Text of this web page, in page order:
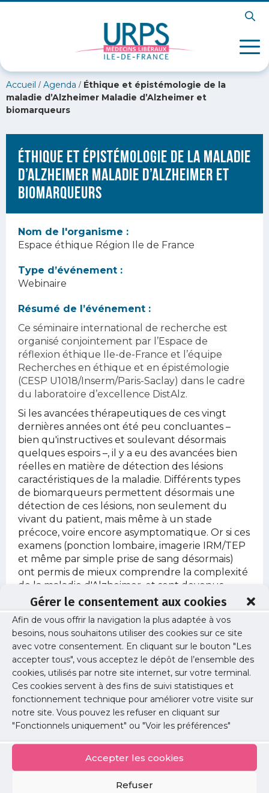
Gérer le consentement aux cookies
Afin de vous offrir la navigation la plus adaptée à vos
besoins, nous souhaitons utiliser des cookies sur ce site
avec votre consentement. En cliquant sur le bouton "Les
accepter tous", vous acceptez le dépôt de l’ensemble des
cookies, utilisés par notre site internet, sur votre terminal.
Ces cookies servent à des fins de suivi statistiques et
fonctionnement technique pour améliorer votre visite sur
notre site. Vous pouvez les refuser en cliquant sur
"Fonctionnels uniquement" ou "Voir les préférences"
Accepter les cookies
Refuser
Accueil / Agenda / Éthique et épistémologie de la
maladie d’Alzheimer Maladie d’Alzheimer et
biomarqueurs
Éthique et épistémologie de la maladie
d’Alzheimer Maladie d’Alzheimer et
biomarqueurs
Nom de l'organisme :
Espace éthique Région Ile de France
Type d’événement :
Webinaire
Résumé de l’événement :
Ce séminaire international de recherche est
organisé conjointement par l’Espace de
réflexion éthique Ile-de-France et l’équipe
Recherches en éthique et en épistémologie
(CESP U1018/Inserm/Paris-Saclay) dans le cadre
du laboratoire d’excellence DistAlz.
Si les avancées thérapeutiques de ces vingt
dernières années ont été peu concluantes –
bien qu'instructives et soulevant désormais
quelques espoirs –, il y a eu des avancées bien
réelles en matière de détection des lésions
caractéristiques de la maladie. Différents types
de biomarqueurs permettent désormais une
détection de ces lésions, non seulement du
vivant du patient, mais même à un stade
précoce, voire encore asymptomatique. Or si ces
examens (ponction lombaire, imagerie IRM/TEP
et même par simple prise de sang désormais)
ont permis de mieux comprendre la complexité
de la maladie d'Alzheimer, et sont devenus
incontournables pour l'inclusion de patients
dans des essais cliniques, ils sont aussi source de
questionnement quant aux contours d'une
maladie qui peut être diagnostiquée sans le
moindre symptôme, aboutissant aussi à de vrais
problèmes éthiques.
Ce webinaire aura lieu en anglais.
Informations
Date :
jeudi 19 mai 2022